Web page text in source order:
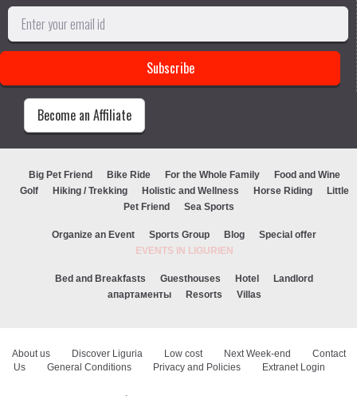
Become an Affiliate
Big Pet Friend Bike Ride For the Whole Family
Food and Wine
Golf
Hiking / Trekking Holistic and Wellness Horse Riding
Little
Pet Friend
Sea Sports
Organize an Event Sports Group Blog
Special offer
EVENTS IN LIGURIEN
Bed and Breakfasts Guesthouses Hotel
Landlord
апартаменты
Resorts Villas
About us Discover Liguria Low cost Next Week-end
Contact
Us
General Conditions Privacy and Policies Extranet Login